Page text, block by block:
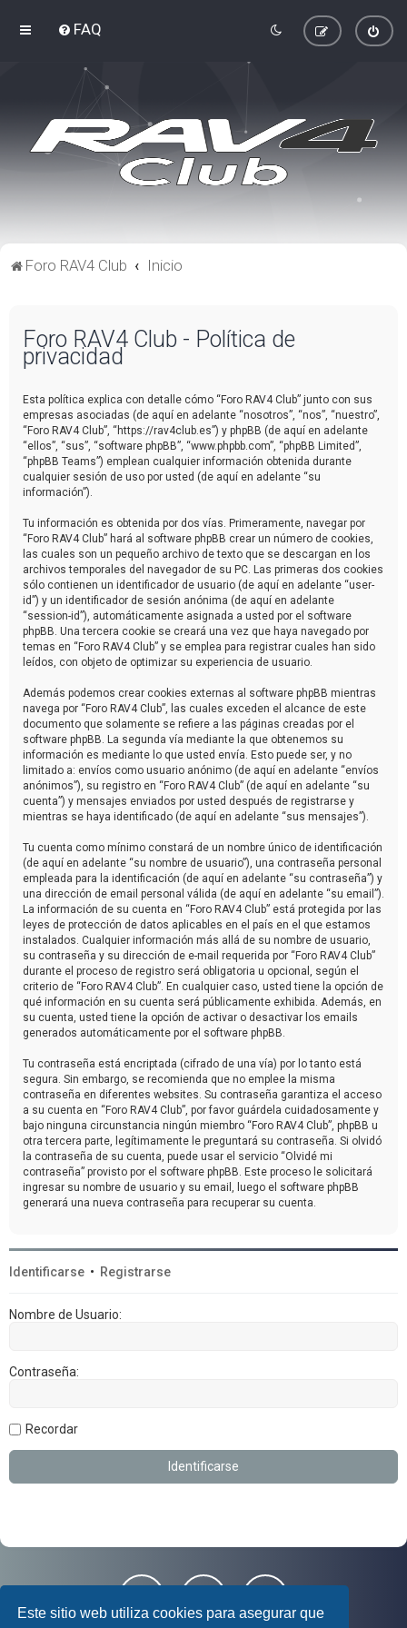
Este sitio web utiliza cookies para asegurar que
FAQ
Foro RAV4 Club Inicio
Foro RAV4 Club - Política de
privacidad
Esta política explica con detalle cómo “Foro RAV4 Club” junto con sus
empresas asociadas (de aquí en adelante “nosotros”, “nos”, “nuestro”,
“Foro RAV4 Club”, “https://rav4club.es”) y phpBB (de aquí en adelante
“ellos”, “sus”, “software phpBB”, “www.phpbb.com”, “phpBB Limited”,
“phpBB Teams”) emplean cualquier información obtenida durante
cualquier sesión de uso por usted (de aquí en adelante “su
información”).
Tu información es obtenida por dos vías. Primeramente, navegar por
“Foro RAV4 Club” hará al software phpBB crear un número de cookies,
las cuales son un pequeño archivo de texto que se descargan en los
archivos temporales del navegador de su PC. Las primeras dos cookies
sólo contienen un identificador de usuario (de aquí en adelante “user-
id”) y un identificador de sesión anónima (de aquí en adelante
“session-id”), automáticamente asignada a usted por el software
phpBB. Una tercera cookie se creará una vez que haya navegado por
temas en “Foro RAV4 Club” y se emplea para registrar cuales han sido
leídos, con objeto de optimizar su experiencia de usuario.
Además podemos crear cookies externas al software phpBB mientras
navega por “Foro RAV4 Club”, las cuales exceden el alcance de este
documento que solamente se refiere a las páginas creadas por el
software phpBB. La segunda vía mediante la que obtenemos su
información es mediante lo que usted envía. Esto puede ser, y no
limitado a: envíos como usuario anónimo (de aquí en adelante “envíos
anónimos”), su registro en “Foro RAV4 Club” (de aquí en adelante “su
cuenta”) y mensajes enviados por usted después de registrarse y
mientras se haya identificado (de aquí en adelante “sus mensajes”).
Tu cuenta como mínimo constará de un nombre único de identificación
(de aquí en adelante “su nombre de usuario”), una contraseña personal
empleada para la identificación (de aquí en adelante “su contraseña”) y
una dirección de email personal válida (de aquí en adelante “su email”).
La información de su cuenta en “Foro RAV4 Club” está protegida por las
leyes de protección de datos aplicables en el país en el que estamos
instalados. Cualquier información más allá de su nombre de usuario,
su contraseña y su dirección de e-mail requerida por “Foro RAV4 Club”
durante el proceso de registro será obligatoria u opcional, según el
criterio de “Foro RAV4 Club”. En cualquier caso, usted tiene la opción de
qué información en su cuenta será públicamente exhibida. Además, en
su cuenta, usted tiene la opción de activar o desactivar los emails
generados automáticamente por el software phpBB.
Tu contraseña está encriptada (cifrado de una vía) por lo tanto está
segura. Sin embargo, se recomienda que no emplee la misma
contraseña en diferentes websites. Su contraseña garantiza el acceso
a su cuenta en “Foro RAV4 Club”, por favor guárdela cuidadosamente y
bajo ninguna circunstancia ningún miembro “Foro RAV4 Club”, phpBB u
otra tercera parte, legítimamente le preguntará su contraseña. Si olvidó
la contraseña de su cuenta, puede usar el servicio “Olvidé mi
contraseña” provisto por el software phpBB. Este proceso le solicitará
ingresar su nombre de usuario y su email, luego el software phpBB
generará una nueva contraseña para recuperar su cuenta.
Identificarse • Registrarse
Nombre de Usuario:
Contraseña:
Recordar